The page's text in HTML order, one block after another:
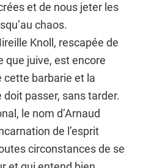
et de nous jeter les
chaos.
Knoll, rescapée de
que juive, est encore
cette barbarie et la
passer, sans tarder.
le nom d’Arnaud
de l’esprit
circonstances de se